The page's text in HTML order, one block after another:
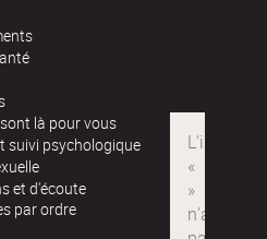
là pour vous
suivi psychologique
et d'écoute
par ordre